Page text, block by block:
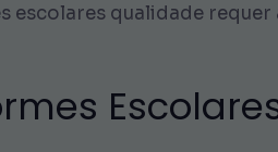
escolares qualidade